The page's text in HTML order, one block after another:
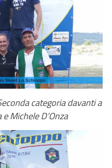
categoria davanti a
Michele D’Onza